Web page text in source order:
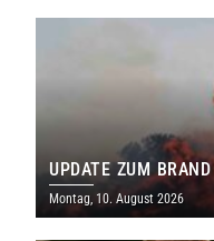
UPDATE ZUM
Montag, 10. August 2026